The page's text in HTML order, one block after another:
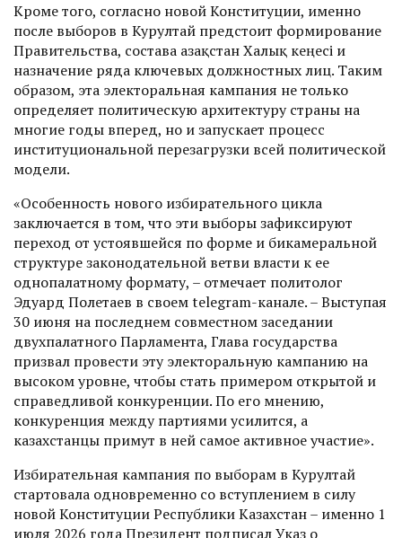
Кроме того, ​согласно новой Конституции, именно
после выборов в Курултай предстоит формирование
Правительства, состава Қазақстан Халық кеңесі и
назначение ряда ключевых должностных лиц. Таким
образом, эта электоральная кампания не только
определяет политическую архитектуру страны на
многие годы вперед, но и запус­кает процесс
институциональной перезагрузки всей политической
модели.
«Особенность нового избирательного цикла
заключается в том, что эти выборы зафиксируют
переход от устоявшейся по форме и бикамеральной
структуре законодательной ветви власти к ее
однопалатному формату, – отмечает политолог
Эдуард Полетаев в своем telegram-канале. – Выступая
30 июня на последнем совместном заседании
двухпалатного Парламента, Глава государства
призвал провести эту электоральную кампанию на
высоком уровне, чтобы стать примером открытой и
справедливой конкуренции. По его мнению,
конкуренция между партиями усилится, а
казахстанцы примут в ней самое активное участие».
Избирательная кампания по выборам в Курултай
стартовала одновременно со вступлением в силу
новой Конституции Респуб­лики ­Казахстан – именно 1
июля 2026 года Президент подписал Указ о